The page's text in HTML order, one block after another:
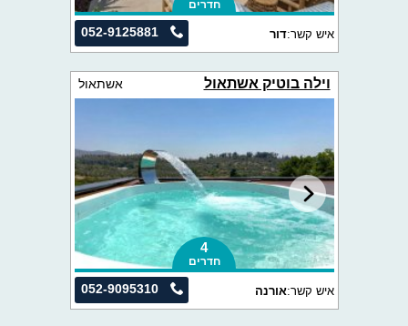
חדרים
052-9125881 איש קשר:דור
וילה בוטיק אשתאול אשתאול
4
חדרים
052-9095310 איש קשר:אורנה